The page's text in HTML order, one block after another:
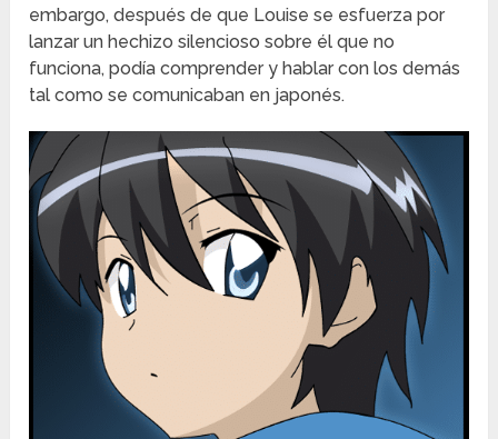
embargo, después de que Louise se esfuerza por
lanzar un hechizo silencioso sobre él que no
funciona, podía comprender y hablar con los demás
tal como se comunicaban en japonés.